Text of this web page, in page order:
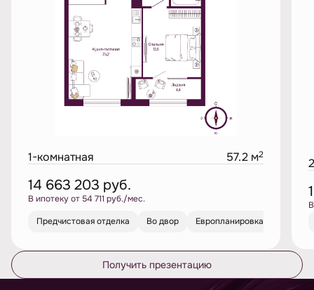
1-комнатная 57.2 м2
14 663 203 руб.
В ипотеку от 54 711 руб./мес.
Предчистовая отделка
Во двор Европланировка
Получить презентацию